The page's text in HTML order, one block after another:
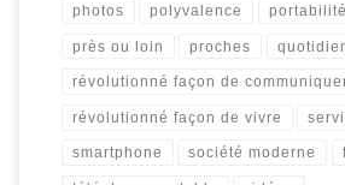
photos polyvalence portabilité
près ou loin proches
révolutionné façon de
révolutionné façon de vivre
smartphone société moderne